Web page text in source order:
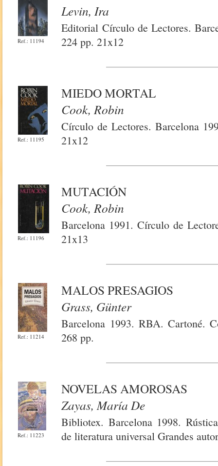
Ref.: 11194
Levin, Ira
Editorial Círculo de Lectores.
224 pp. 21x12
Ref.: 11195
MIEDO MORTAL
Cook, Robin
Círculo de Lectores. Barcelona
21x12
Ref.: 11196
MUTACIÓN
Cook, Robin
Barcelona 1991. Círculo de
21x13
Ref.: 11214
MALOS PRESAGIOS
Grass, Günter
Barcelona 1993. RBA. Cartoné.
268 pp.
Ref.: 11223
NOVELAS AMOROSAS
Zayas, María De
Bibliotex. Barcelona 1998.
de literatura universal Grandes